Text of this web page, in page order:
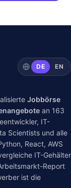
DE EN
Jobbörse
an 163
IT-
Scientists und alle
React, AWS
IT-Gehälter
Report
ist die